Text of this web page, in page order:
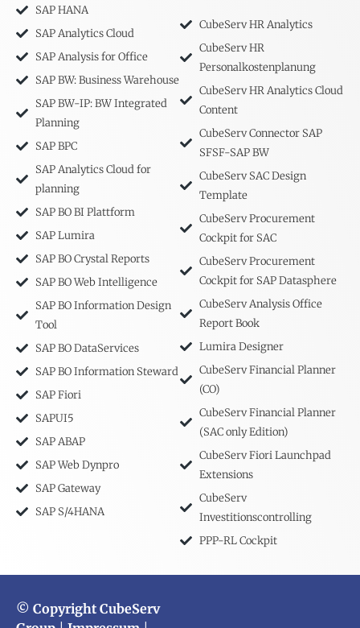
SAP HANA
SAP Analytics Cloud
SAP Analysis for Office
SAP BW: Business Warehouse
SAP BW-IP: BW Integrated
Planning
SAP BPC
SAP Analytics Cloud for
planning
SAP BO BI Plattform
SAP Lumira
SAP BO Crystal Reports
SAP BO Web Intelligence
SAP BO Information Design
Tool
SAP BO DataServices
SAP BO Information Steward
SAP Fiori
SAPUI5
SAP ABAP
SAP Web Dynpro
SAP Gateway
SAP S/4HANA
CubeServ HR Analytics
CubeServ HR
Personalkostenplanung
CubeServ HR Analytics Cloud
Content
CubeServ Connector SAP
SFSF-SAP BW
CubeServ SAC Design
Template
CubeServ Procurement
Cockpit for SAC
CubeServ Procurement
Cockpit for SAP Datasphere
CubeServ Analysis Office
Report Book
Lumira Designer
CubeServ Financial Planner
(CO)
CubeServ Financial Planner
(SAC only Edition)
CubeServ Fiori Launchpad
Extensions
CubeServ
Investitionscontrolling
PPP-RL Cockpit
© Copyright CubeServ